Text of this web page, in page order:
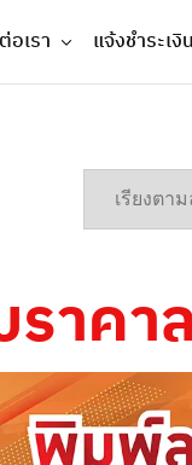
เรา แจ้งชำระเงิ
าคา